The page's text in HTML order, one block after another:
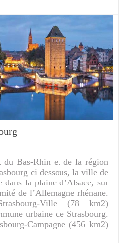
du Bas-Rhin et de la région
ci dessous, la ville de
dans la plaine d’Alsace, sur
de l’Allemagne rhénane.
Ville (78 km2)
urbaine de Strasbourg.
Campagne (456 km2)